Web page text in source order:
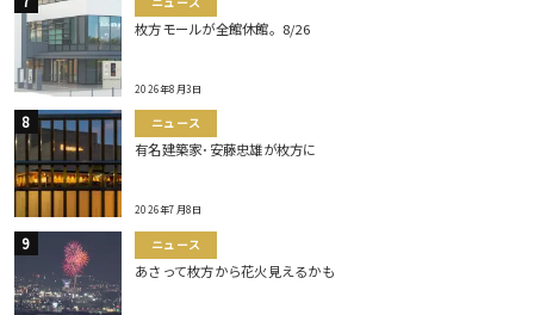
枚方モールが全館休館。8/26
2026年8月3日
ニュース
有名建築家･安藤忠雄が枚方に
2026年7月8日
ニュース
あさって枚方から花火見えるかも